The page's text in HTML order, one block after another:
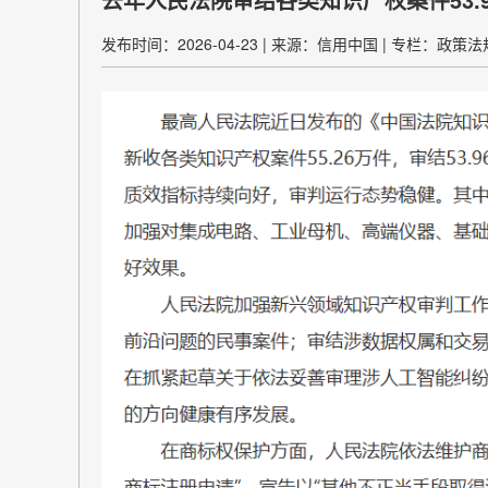
发布时间：2026-04-23 | 来源：信用中国 | 专栏：政策法